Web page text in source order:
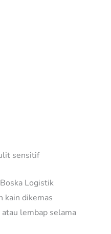
sensitif
Logistik
kain dikemas
lembap selama